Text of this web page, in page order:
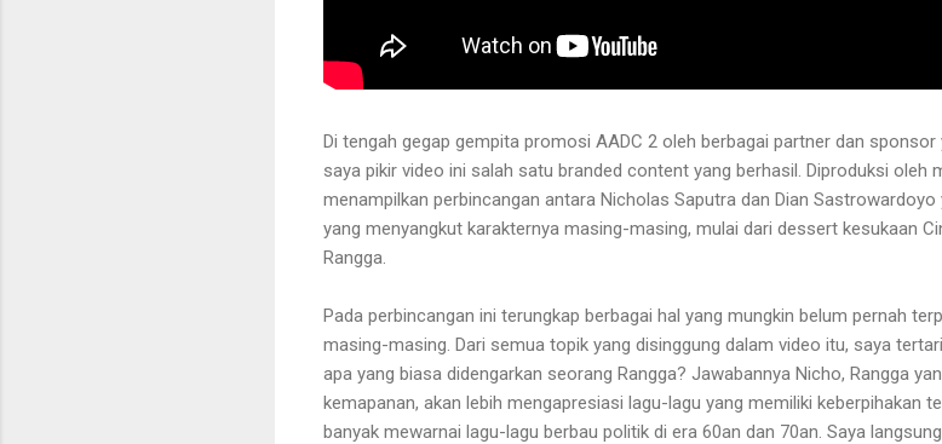
Di tengah gegap gempita promosi AADC 2 oleh berbagai partner dan
saya pikir video ini salah satu branded content yang berhasil. Diproduksi oleh
menampilkan perbincangan antara Nicholas Saputra dan Dian
yang menyangkut karakternya masing-masing, mulai dari dessert kesukaan
Rangga.
Pada perbincangan ini terungkap berbagai hal yang mungkin belum pernah
masing-masing. Dari semua topik yang disinggung dalam video itu, saya
apa yang biasa didengarkan seorang Rangga? Jawabannya Nicho, Rangga
kemapanan, akan lebih mengapresiasi lagu-lagu yang memiliki keberpihakan
banyak mewarnai lagu-lagu berbau politik di era 60an dan 70an. Saya